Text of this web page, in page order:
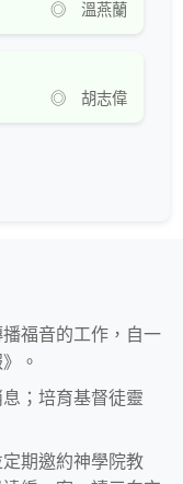
◎ 溫燕蘭
◎ 胡志偉
福音的工作，自一
。
；培育基督徒靈
期邀約神學院教